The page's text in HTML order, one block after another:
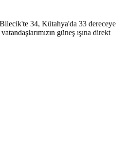
34, Kütahya'da 33 dereceye
güneş ışına direkt